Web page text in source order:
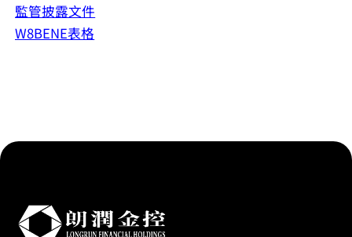
監管披露文件
W8BENE表格